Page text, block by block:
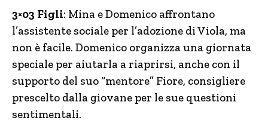
3×03 Figli: Mina e Domenico affrontano
l’assistente sociale per l’adozione di Viola, ma
non è facile. Domenico organizza una giornata
speciale per aiutarla a riaprirsi, anche con il
supporto del suo “mentore” Fiore, consigliere
prescelto dalla giovane per le sue questioni
sentimentali.